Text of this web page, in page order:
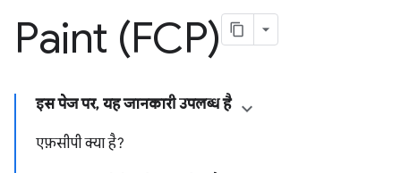
Paint (FCP)
इस पेज पर, यह जानकारी उपलब्ध है
एफ़सीपी क्या है?